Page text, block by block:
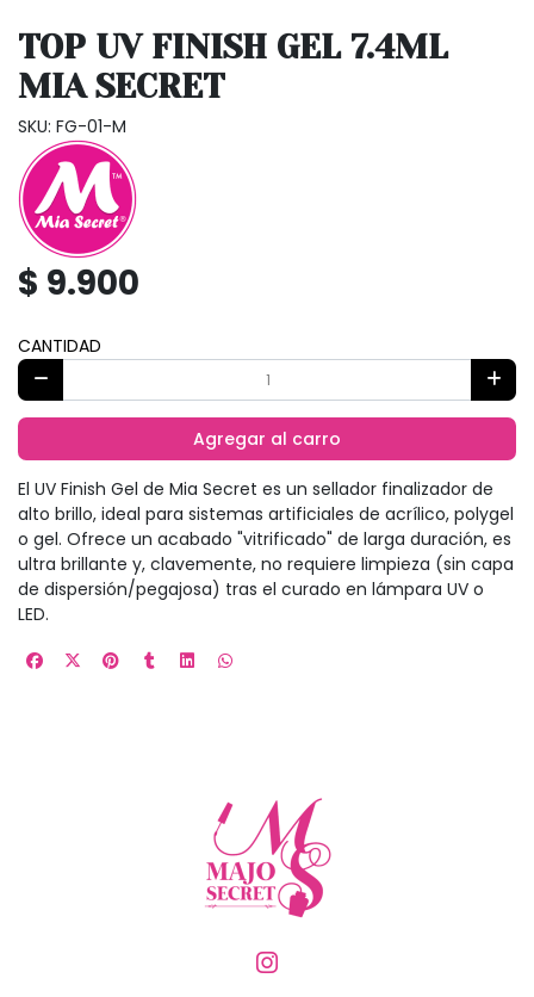
TOP UV FINISH GEL 7.4ML
MIA SECRET
SKU: FG-01-M
$ 9.900
CANTIDAD
Agregar al carro
El UV Finish Gel de Mia Secret es un sellador finalizador de
alto brillo, ideal para sistemas artificiales de acrílico, polygel
o gel. Ofrece un acabado "vitrificado" de larga duración, es
ultra brillante y, clavemente, no requiere limpieza (sin capa
de dispersión/pegajosa) tras el curado en lámpara UV o
LED.